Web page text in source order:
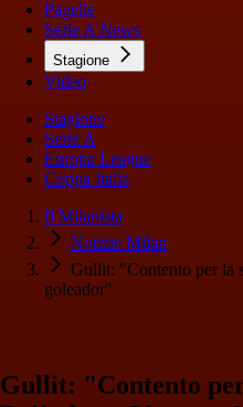
Pagelle
Serie A News
Stagione
Video
Stagione
Serie A
Europa League
Coppa Italia
Il Milanista
Notizie Milan
Gullit: "Contento per la
goleador"
Gullit: "Contento